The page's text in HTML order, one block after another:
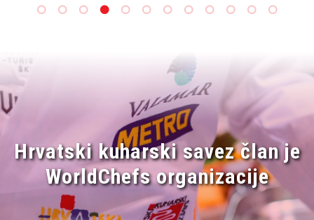
Hrvatski kuharski savez član je
WorldChefs organizacije